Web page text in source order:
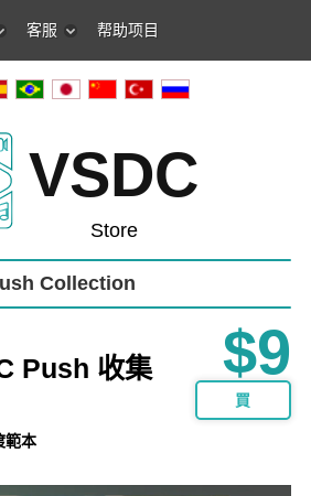
客服 帮助项目
VSDC
Store
Collection
Push 收集
範本
$9
買